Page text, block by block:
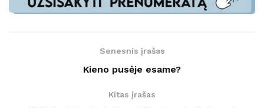
Senesnis įrašas
Kieno pusėje esame?
Kitas įrašas